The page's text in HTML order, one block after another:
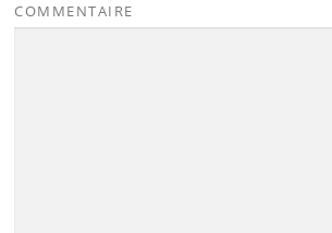
COMMENTAIRE